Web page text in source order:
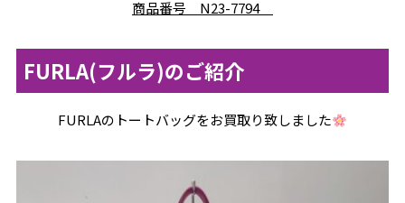
商品番号 N23-7794
FURLA(フルラ)のご紹介
FURLAのトートバッグをお買取り致しました